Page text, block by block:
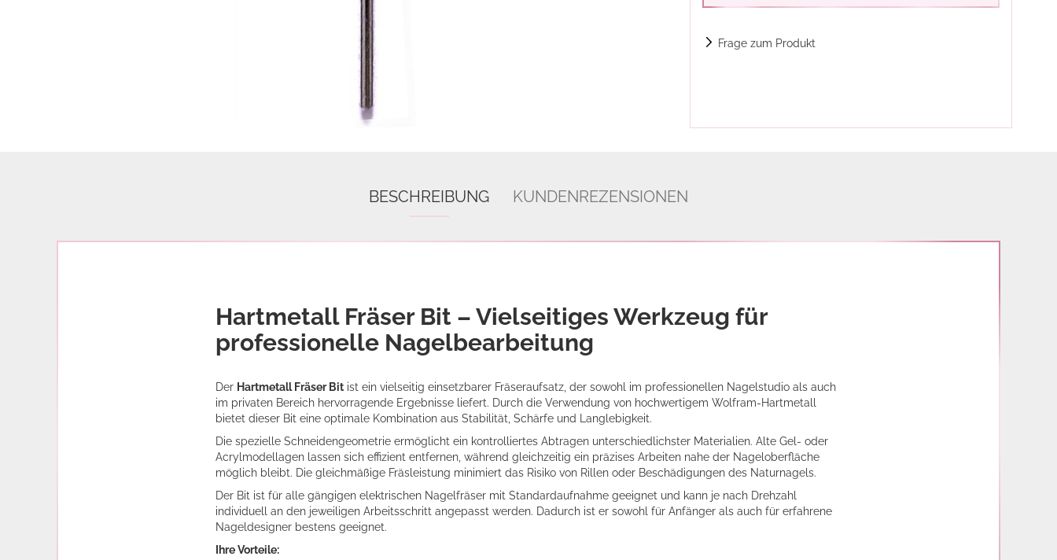
Frage zum Produkt
BESCHREIBUNG KUNDENREZENSIONEN
Hartmetall Fräser Bit – Vielseitiges Werkzeug für
professionelle Nagelbearbeitung
Der Hartmetall Fräser Bit ist ein vielseitig einsetzbarer Fräseraufsatz, der sowohl im professionellen Nagelstudio als auch
im privaten Bereich hervorragende Ergebnisse liefert. Durch die Verwendung von hochwertigem Wolfram-Hartmetall
bietet dieser Bit eine optimale Kombination aus Stabilität, Schärfe und Langlebigkeit.
Die spezielle Schneidengeometrie ermöglicht ein kontrolliertes Abtragen unterschiedlichster Materialien. Alte Gel- oder
Acrylmodellagen lassen sich effizient entfernen, während gleichzeitig ein präzises Arbeiten nahe der Nageloberfläche
möglich bleibt. Die gleichmäßige Fräsleistung minimiert das Risiko von Rillen oder Beschädigungen des Naturnagels.
Der Bit ist für alle gängigen elektrischen Nagelfräser mit Standardaufnahme geeignet und kann je nach Drehzahl
individuell an den jeweiligen Arbeitsschritt angepasst werden. Dadurch ist er sowohl für Anfänger als auch für erfahrene
Nageldesigner bestens geeignet.
Ihre Vorteile: